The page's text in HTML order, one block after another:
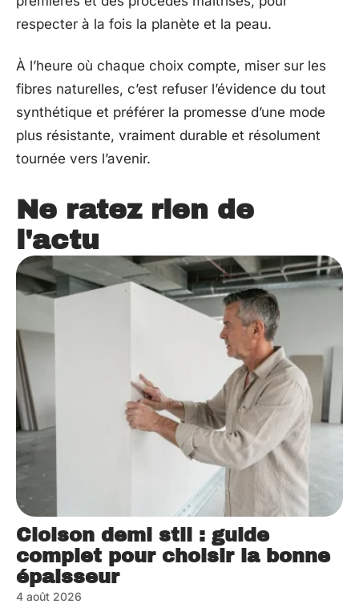
respecter à la fois la planète et la peau.
À l’heure où chaque choix compte, miser sur les
fibres naturelles, c’est refuser l’évidence du tout
synthétique et préférer la promesse d’une mode
plus résistante, vraiment durable et résolument
tournée vers l’avenir.
Ne ratez rien de
l'actu
Cloison demi stil : guide
complet pour choisir la bonne
épaisseur
4 août 2026